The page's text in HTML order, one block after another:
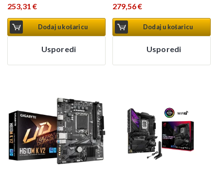
253,31 €
Dodaj u košaricu
Usporedi
279,56€
Dodaj u košaricu
Usporedi